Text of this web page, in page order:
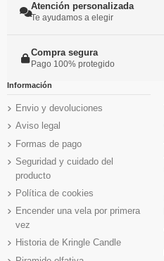
Atención personalizada
Te ayudamos a elegir
Compra segura
Pago 100% protegido
Información
Envio y devoluciones
Aviso legal
Formas de pago
Seguridad y cuidado del
producto
Política de cookies
Encender una vela por primera
vez
Historia de Kringle Candle